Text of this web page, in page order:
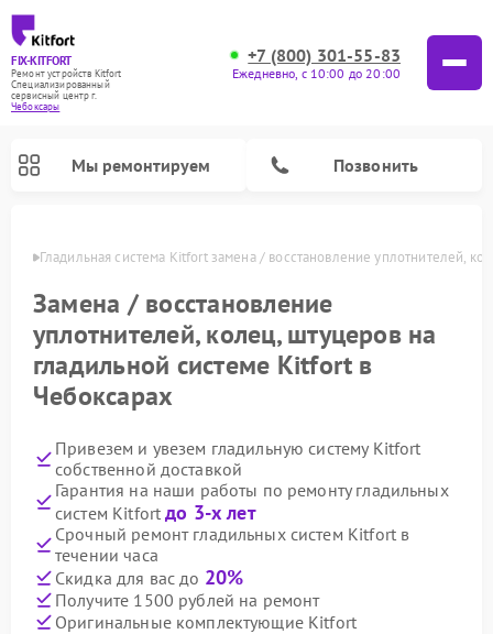
FIX-KITFORT
Ремонт устройств Kitfort
Специализированный
cервисный центр г.
Чебоксары
+7 (800) 301-55-83
Ежедневно, с 10:00 до 20:00
Мы ремонтируем Позвонить
Гладильная система Kitfort замена / восстановление уплотнителей,
Замена / восстановление
уплотнителей, колец, штуцеров на
гладильной системе Kitfort в
Чебоксарах
Привезем и увезем гладильную систему Kitfort
собственной доставкой
Гарантия на наши работы по ремонту гладильных
систем Kitfortдо 3-х лет
Срочный ремонт гладильных систем Kitfort в
течении часа
Скидка для вас до 20%
Получите 1500 рублей на ремонт
Оригинальные комплектующие Kitfort